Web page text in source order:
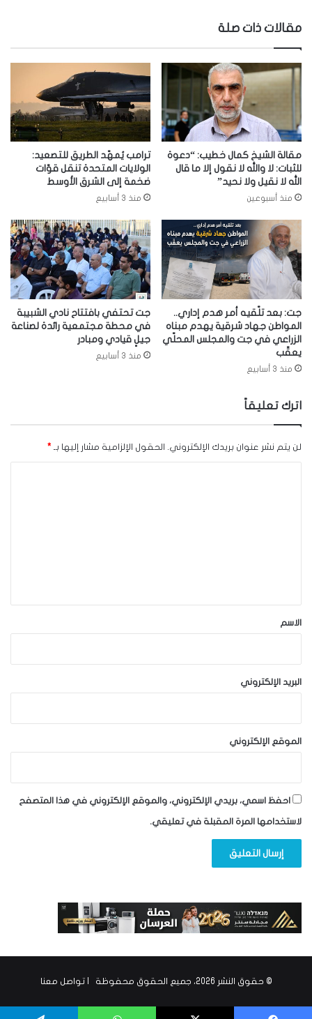
مقالات ذات صلة
مقالة الشيخ كمال خطيب: “دعوة
للثبات: لا والله لا نقول إلا ما قال
الله لا نقيل ولا نحيد”
منذ أسبوعين
ترامب يُمهّد الطريق للتصعيد:
الولايات المتحدة تنقل قوّات
ضخمة إلى الشرق الأوسط
منذ 3 أسابيع
جت: بعد تلّقيه أمر هدم إداري..
المواطن جهاد شرقية يهدم مبناه
الزراعي في جت والمجلس المحلّي
يعقّب
منذ 3 أسابيع
جت تحتفي بافتتاح نادي الشبيبة
في محطة مجتمعية رائدة لصناعة
جيلٍ قيادي ومبادر
منذ 3 أسابيع
اترك تعليقاً
لن يتم نشر عنوان بريدك الإلكتروني. الحقول الإلزامية مشار إليها بـ *
*
الاسم
البريد الإلكتروني
الموقع الإلكتروني
احفظ اسمي، بريدي الإلكتروني، والموقع الإلكتروني في هذا المتصفح
لاستخدامها المرة المقبلة في تعليقي.
© حقوق النشر 2026، جميع الحقوق محفوظة | تواصل معنا